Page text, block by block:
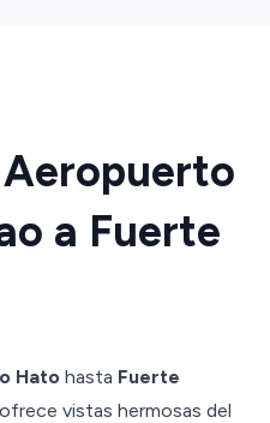
a Fuerte
Hato hasta Fuerte
vistas hermosas del